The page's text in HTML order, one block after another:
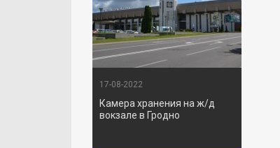
17-08-2022
Камера хранения на ж/д
вокзале в Гродно